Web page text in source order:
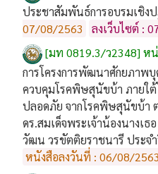
ประชาสัมพันธ์การอบรมเชิง
07/08/2563
ลงเว็บไซต์ :
[มท 0819.3/ว2348] หน่
การโครงการพัฒนาศักยภาพ
ควบคุมโรคพิษสุนัขบ้า ภายใต้
ปลอดภัย จากโรคพิษสุนัขบ้า
ดร.สมเด็จพระเจ้าน้องนางเธ
วัฒน วรขัตติยราชนารี ประจ
หนังสือลงวันที่ : 06/08/2563